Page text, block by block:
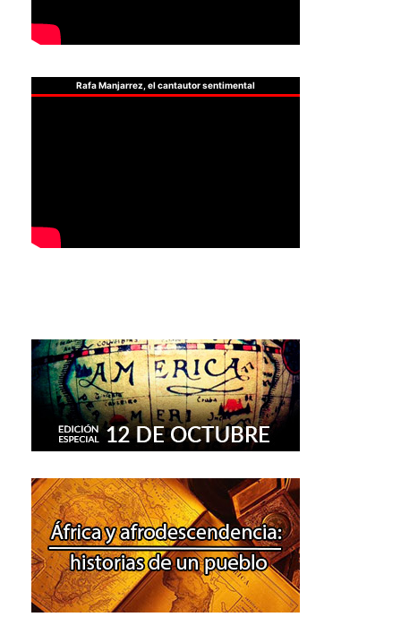
Rafa Manjarrez, el cantautor sentimental